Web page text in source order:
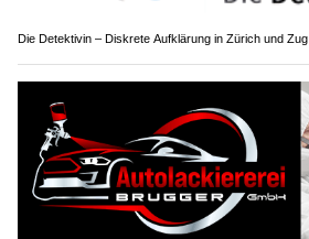
Die Detektivin – Diskrete Aufklärung in Zürich und Zug